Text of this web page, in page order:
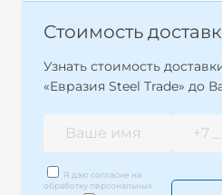
Стоимость
Узнать стоимость
«Евразия Steel Trade» до
Я даю согласие на
обработку персональных